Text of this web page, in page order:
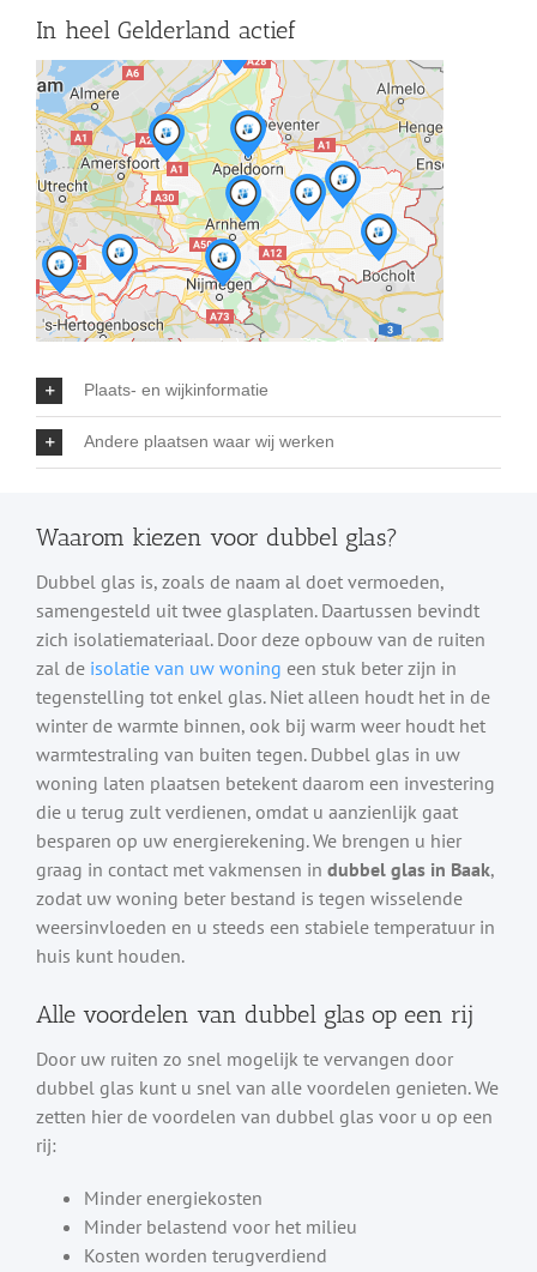
In heel Gelderland actief
Plaats- en wijkinformatie
Andere plaatsen waar wij werken
Waarom kiezen voor dubbel glas?
Dubbel glas is, zoals de naam al doet vermoeden,
samengesteld uit twee glasplaten. Daartussen bevindt
zich isolatiemateriaal. Door deze opbouw van de ruiten
zal de isolatie van uw woning een stuk beter zijn in
tegenstelling tot enkel glas. Niet alleen houdt het in de
winter de warmte binnen, ook bij warm weer houdt het
warmtestraling van buiten tegen. Dubbel glas in uw
woning laten plaatsen betekent daarom een investering
die u terug zult verdienen, omdat u aanzienlijk gaat
besparen op uw energierekening. We brengen u hier
graag in contact met vakmensen in dubbel glas in Baak,
zodat uw woning beter bestand is tegen wisselende
weersinvloeden en u steeds een stabiele temperatuur in
huis kunt houden.
Alle voordelen van dubbel glas op een rij
Door uw ruiten zo snel mogelijk te vervangen door
dubbel glas kunt u snel van alle voordelen genieten. We
zetten hier de voordelen van dubbel glas voor u op een
rij:
Minder energiekosten
Minder belastend voor het milieu
Kosten worden terugverdiend